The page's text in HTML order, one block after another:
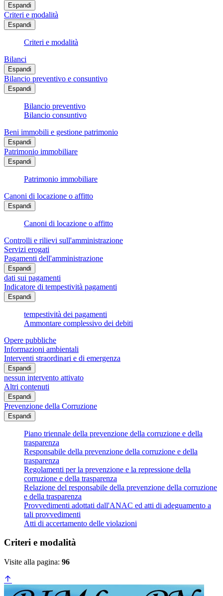
Espandi
Criteri e modalità
Espandi
Criteri e modalità
Bilanci
Espandi
Bilancio preventivo e consuntivo
Espandi
Bilancio preventivo
Bilancio consuntivo
Beni immobili e gestione patrimonio
Espandi
Patrimonio immobiliare
Espandi
Patrimonio immobiliare
Canoni di locazione o affitto
Espandi
Canoni di locazione o affitto
Controlli e rilievi sull'amministrazione
Servizi erogati
Pagamenti dell'amministrazione
Espandi
dati sui pagamenti
Indicatore di tempestività pagamenti
Espandi
tempestività dei pagamenti
Ammontare complessivo dei debiti
Opere pubbliche
Informazioni ambientali
Interventi straordinari e di emergenza
Espandi
nessun intervento attivato
Altri contenuti
Espandi
Prevenzione della Corruzione
Espandi
Piano triennale della prevenzione della corruzione e della
trasparenza
Responsabile della prevenzione della corruzione e della
trasparenza
Regolamenti per la prevenzione e la repressione della
corruzione e della trasparenza
Relazione del responsabile della prevenzione della corruzione
e della trasparenza
Provvedimenti adottati dall'ANAC ed atti di adeguamento a
tali provvedimenti
Atti di accertamento delle violazioni
Criteri e modalità
Visite alla pagina: 96